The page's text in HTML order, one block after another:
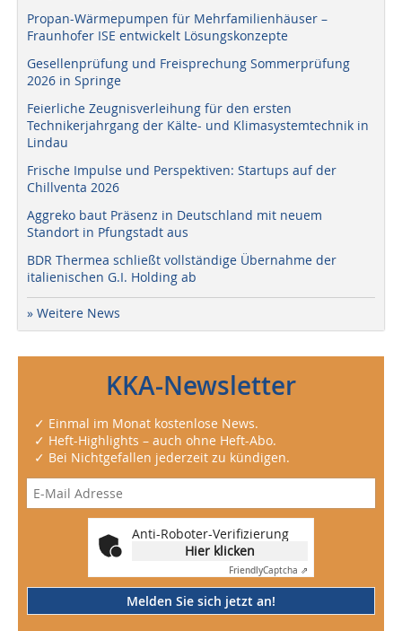
Propan-Wärmepumpen für Mehrfamilienhäuser –
Fraunhofer ISE entwickelt Lösungskonzepte
Gesellenprüfung und Freisprechung Sommerprüfung
2026 in Springe
Feierliche Zeugnisverleihung für den ersten
Technikerjahrgang der Kälte- und Klimasystemtechnik in
Lindau
Frische Impulse und Perspektiven: Startups auf der
Chillventa 2026
Aggreko baut Präsenz in Deutschland mit neuem
Standort in Pfungstadt aus
BDR Thermea schließt vollständige Übernahme der
italienischen G.I. Holding ab
» Weitere News
KKA-Newsletter
✓ Einmal im Monat kostenlose News.
✓ Heft-Highlights – auch ohne Heft-Abo.
✓ Bei Nichtgefallen jederzeit zu kündigen.
Anti-Roboter-Verifizierung
Hier klicken
FriendlyCaptcha ⇗
Melden Sie sich jetzt an!